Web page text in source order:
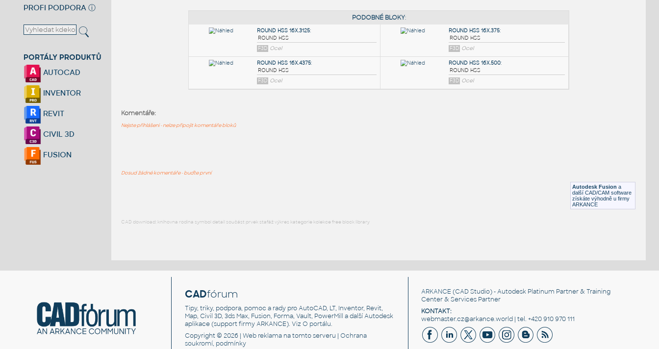
PROFI PODPORA ⓘ
PORTÁLY PRODUKTŮ
AUTOCAD
INVENTOR
REVIT
CIVIL 3D
FUSION
Autodesk Fusion a
další CAD/CAM software
získáte výhodně u firmy
ARKANCE
Komentáře:
Nejste přihlášeni - nelze připojit komentáře bloků
Dosud žádné komentáře - buďte první
CAD download: knihovna rodina symbol detail součást prvek stafáž výkres kategorie kolekce free block library
CADfórum
Tipy, triky, podpora, pomoc a rady pro AutoCAD, LT, Inventor, Revit,
Map, Civil 3D, 3ds Max, Fusion, Forma, Vault, PowerMill a další Autodesk
aplikace (support firmy ARKANCE). VizO portálu.
Copyright © 2026 |Web reklama na tomto serveru |Ochrana
soukromí, podmínky
ARKANCE (CAD Studio) - Autodesk Platinum Partner & Training
Center & Services Partner
KONTAKT:
webmaster.cz@arkance.world | tel. +420 910 970 111